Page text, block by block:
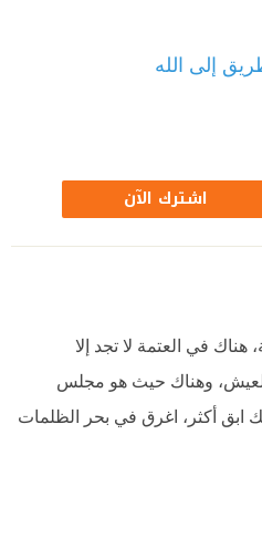
إلى الله
اشترك الآن
هناك في العتمة لا تجد إلا
وهناك حيث هو مجلس
ابق أكثر، اغرق في بحر الظلمات